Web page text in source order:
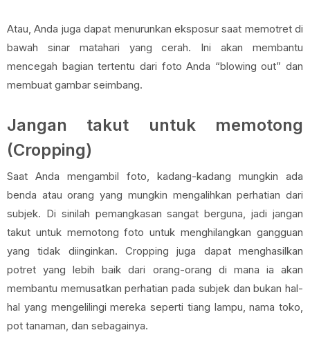
Atau, Anda juga dapat menurunkan eksposur saat memotret di
bawah sinar matahari yang cerah. Ini akan membantu
mencegah bagian tertentu dari foto Anda “blowing out” dan
membuat gambar seimbang.
Jangan takut untuk memotong
(Cropping)
Saat Anda mengambil foto, kadang-kadang mungkin ada
benda atau orang yang mungkin mengalihkan perhatian dari
subjek. Di sinilah pemangkasan sangat berguna, jadi jangan
takut untuk memotong foto untuk menghilangkan gangguan
yang tidak diinginkan. Cropping juga dapat menghasilkan
potret yang lebih baik dari orang-orang di mana ia akan
membantu memusatkan perhatian pada subjek dan bukan hal-
hal yang mengelilingi mereka seperti tiang lampu, nama toko,
pot tanaman, dan sebagainya.